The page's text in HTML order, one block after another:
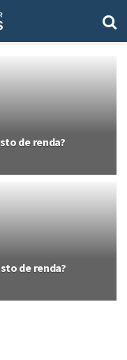
de renda?
de renda?